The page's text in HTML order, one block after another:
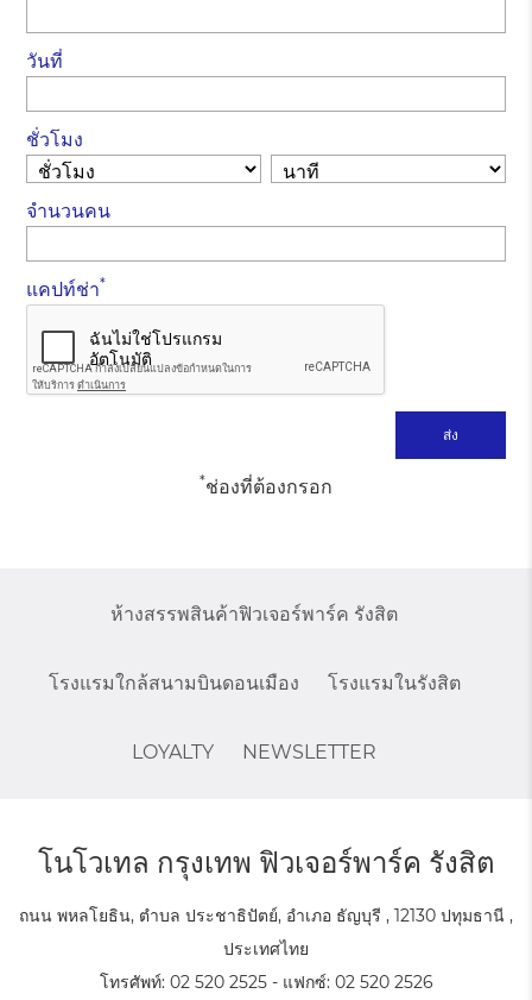
วันที่
ชั่วโมง
จำนวนคน
แคปท์ช่า*
*ช่องที่ต้องกรอก
ห้างสรรพสินค้าฟิวเจอร์พาร์ค รังสิต
โรงแรมใกล้สนามบินดอนเมือง โรงแรมในรังสิต
LOYALTY NEWSLETTER
โนโวเทล กรุงเทพ ฟิวเจอร์พาร์ค รังสิต
ถนน พหลโยธิน, ตำบล ประชาธิปัตย์, อำเภอ ธัญบุรี , 12130 ปทุมธานี ,
ประเทศไทย
โทรศัพท์: 02 520 2525- แฟกซ์: 02 520 2526